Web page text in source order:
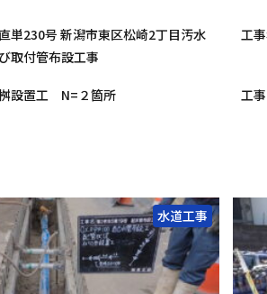
単230号 新潟市東区松崎2丁目汚水
取付管布設工事
設置工 N=２箇所
工
工
水道工事